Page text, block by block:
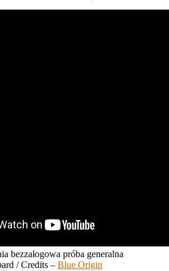
bezzałogowa próba generalna
/ Credits – Blue Origin